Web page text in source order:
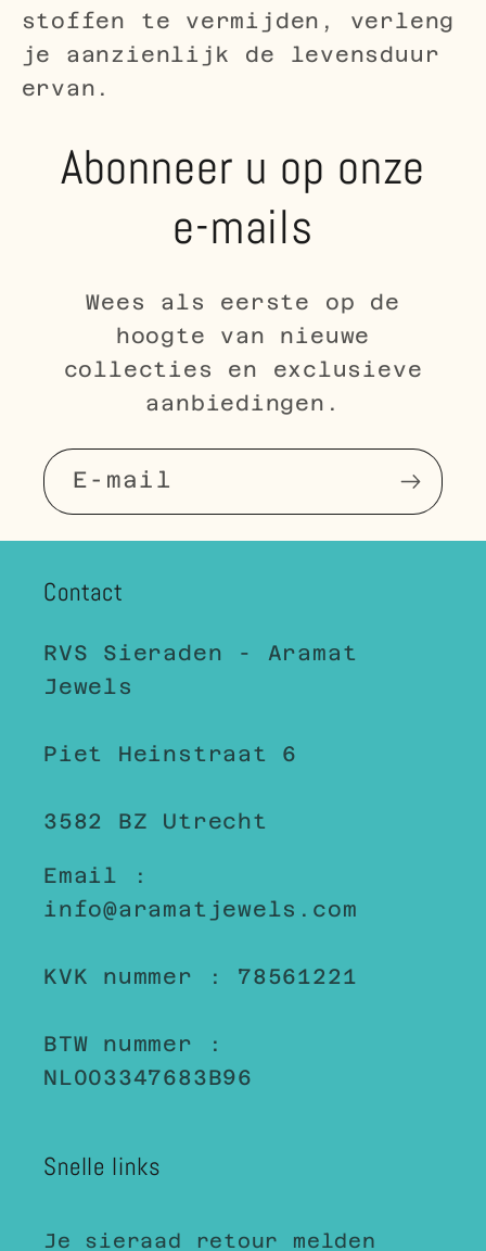
stoffen te vermijden, verleng
je aanzienlijk de levensduur
ervan.
Abonneer u op onze
e-mails
Wees als eerste op de
hoogte van nieuwe
collecties en exclusieve
aanbiedingen.
E‑mail
Contact
RVS Sieraden - Aramat
Jewels
Piet Heinstraat 6
3582 BZ Utrecht
Email :
info@aramatjewels.com
KVK nummer : 78561221
BTW nummer :
NL003347683B96
Snelle links
Je sieraad retour melden